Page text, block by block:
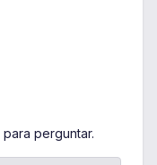
para perguntar.